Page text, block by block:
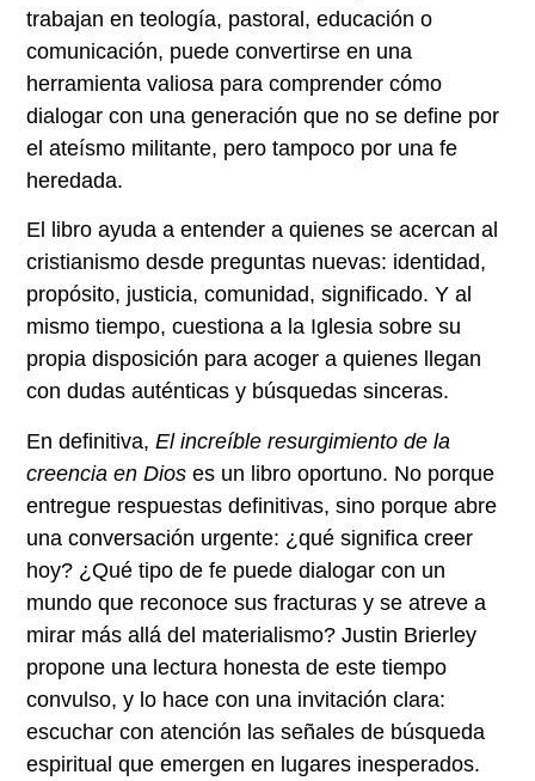
trabajan en teología, pastoral, educación o
comunicación, puede convertirse en una
herramienta valiosa para comprender cómo
dialogar con una generación que no se define por
el ateísmo militante, pero tampoco por una fe
heredada.
El libro ayuda a entender a quienes se acercan al
cristianismo desde preguntas nuevas: identidad,
propósito, justicia, comunidad, significado. Y al
mismo tiempo, cuestiona a la Iglesia sobre su
propia disposición para acoger a quienes llegan
con dudas auténticas y búsquedas sinceras.
En definitiva,El increíble resurgimiento de la
creencia en Dios es un libro oportuno. No porque
entregue respuestas definitivas, sino porque abre
una conversación urgente: ¿qué significa creer
hoy? ¿Qué tipo de fe puede dialogar con un
mundo que reconoce sus fracturas y se atreve a
mirar más allá del materialismo? Justin Brierley
propone una lectura honesta de este tiempo
convulso, y lo hace con una invitación clara:
escuchar con atención las señales de búsqueda
espiritual que emergen en lugares inesperados.